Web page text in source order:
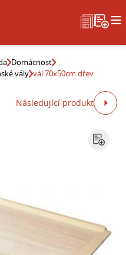
Domácnost
vály vál 70x50cm dřev.
Následující produkt